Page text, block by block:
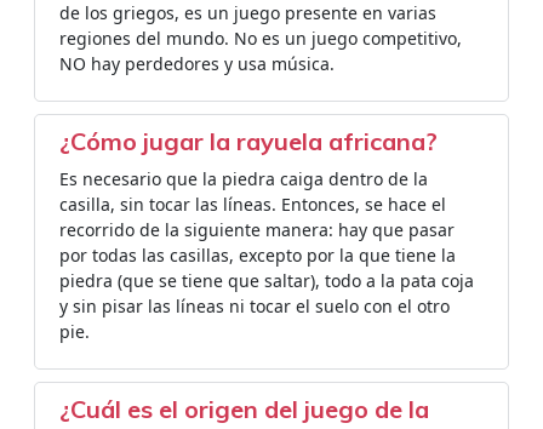
de los griegos, es un juego presente en varias
regiones del mundo. No es un juego competitivo,
NO hay perdedores y usa música.
¿Cómo jugar la rayuela africana?
Es necesario que la piedra caiga dentro de la
casilla, sin tocar las líneas. Entonces, se hace el
recorrido de la siguiente manera: hay que pasar
por todas las casillas, excepto por la que tiene la
piedra (que se tiene que saltar), todo a la pata coja
y sin pisar las líneas ni tocar el suelo con el otro
pie.
¿Cuál es el origen del juego de la